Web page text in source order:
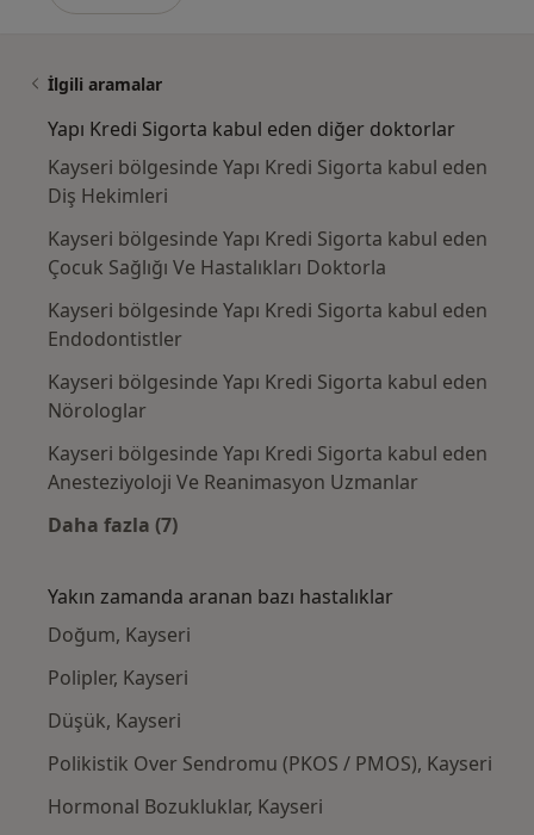
İlgili aramalar
Yapı Kredi Sigorta kabul eden diğer doktorlar
Kayseri bölgesinde Yapı Kredi Sigorta kabul eden
Diş Hekimleri
Kayseri bölgesinde Yapı Kredi Sigorta kabul eden
Çocuk Sağlığı Ve Hastalıkları Doktorla
Kayseri bölgesinde Yapı Kredi Sigorta kabul eden
Endodontistler
Kayseri bölgesinde Yapı Kredi Sigorta kabul eden
Nörologlar
Kayseri bölgesinde Yapı Kredi Sigorta kabul eden
Anesteziyoloji Ve Reanimasyon Uzmanlar
Daha fazla (7)
Yakın zamanda aranan bazı hastalıklar
Doğum, Kayseri
Polipler, Kayseri
Düşük, Kayseri
Polikistik Over Sendromu (PKOS / PMOS), Kayseri
Hormonal Bozukluklar, Kayseri